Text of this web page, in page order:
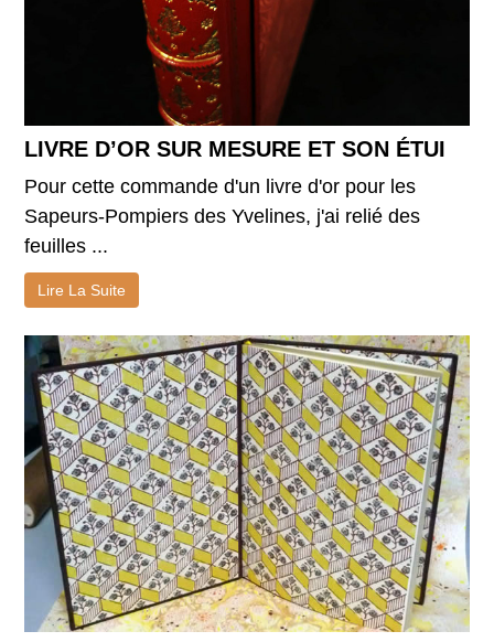
LIVRE D’OR SUR MESURE ET SON ÉTUI
Pour cette commande d'un livre d'or pour les
Sapeurs-Pompiers des Yvelines, j'ai relié des
feuilles ...
Lire La Suite